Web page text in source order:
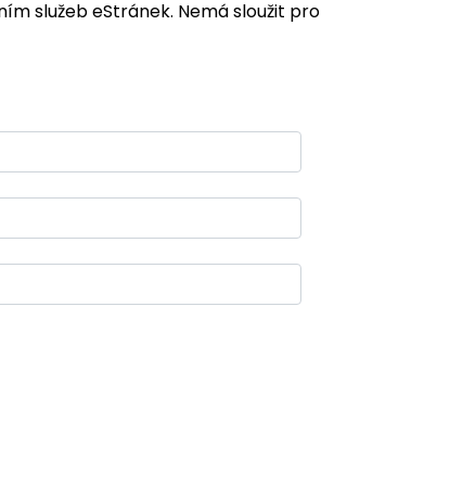
služeb eStránek. Nemá sloužit pro